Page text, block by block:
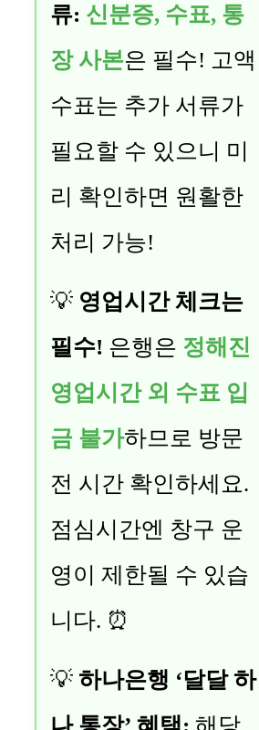
류: 신분증, 수표, 통
장 사본은 필수! 고액
수표는 추가 서류가
필요할 수 있으니 미
리 확인하면 원활한
처리 가능!
💡 영업시간 체크는
필수! 은행은 정해진
영업시간 외 수표 입
금 불가하므로 방문
전 시간 확인하세요.
점심시간엔 창구 운
영이 제한될 수 있습
니다. ⏰
💡 하나은행 ‘달달 하
나 통장’ 혜택: 해당